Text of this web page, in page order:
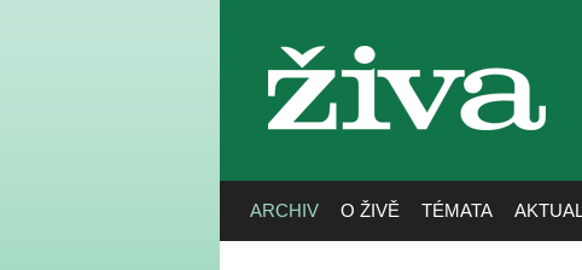
živa
ARCHIV O ŽIVĚ TÉMATA